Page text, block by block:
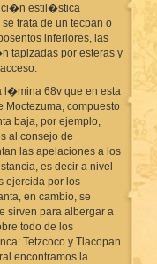
estil�stica
trata de un tecpan o
inferiores, las
tapizadas por esteras y
l�mina 68v que en esta
Moctezuma, compuesto
baja, por ejemplo,
al consejo de
las apelaciones a los
es decir a nivel
ejercida por los
en cambio, se
sirven para albergar a
todo de los
Tetzcoco y Tlacopan.
encontramos la